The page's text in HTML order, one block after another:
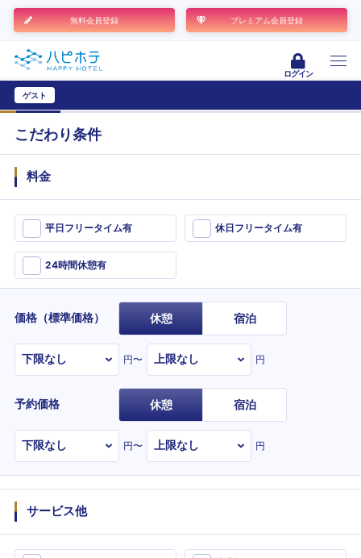
無料会員登録 プレミアム会員登録
ログイン
ゲスト
こだわり条件
料金
平日フリータイム有 休日フリータイム有
24時間休憩有
価格（標準価格） 休憩 宿泊
円〜 円
予約価格 休憩 宿泊
円〜 円
サービス他